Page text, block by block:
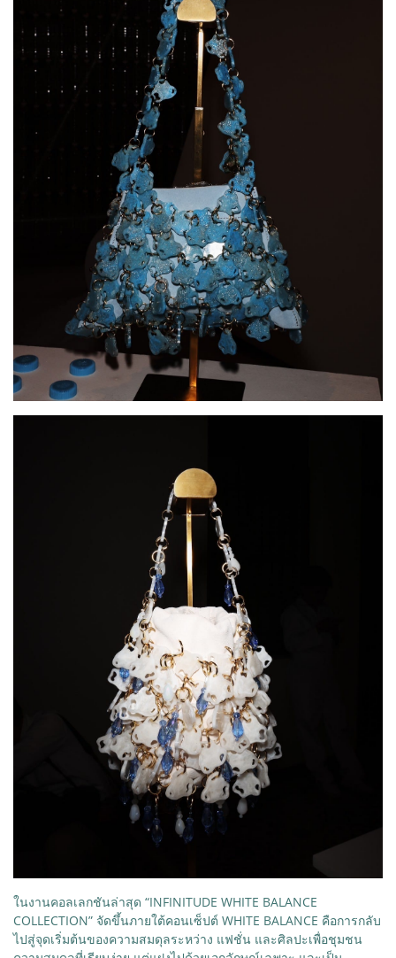
ในงานคอลเลกชันล่าสุด “INFINITUDE WHITE BALANCE
COLLECTION” จัดขึ้นภายใต้คอนเซ็ปต์ WHITE BALANCE คือการกลับ
ไปสู่จุดเริ่มต้นของความสมดุลระหว่าง แฟชั่น และศิลปะเพื่อชุมชน